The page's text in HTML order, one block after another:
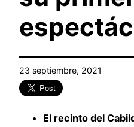
23 septiembre, 2021
El recinto del